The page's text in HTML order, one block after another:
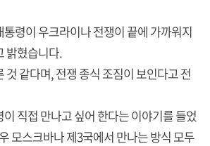
령이 우크라이나 전쟁이 끝에 가까워지
밝혔습니다.
것 같다며, 전쟁 종식 조짐이 보인다고 전
직접 만나고 싶어 한다는 이야기를 들었
모스크바나 제3국에서 만나는 방식 모두